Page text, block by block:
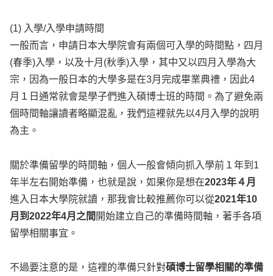
(1) 入學/入學申請時間
一般而言，申請日本大學院會有兩個可入學的時間點，四月
(春季)入學，以及十月(秋季)入學，其中又以四月入學為大
宗，因為一般日本的大學多是在3月完成畢業典禮，因此4
月１日通常就會是學子們進入碩博士班的時間。為了避免兩
個時間軸讓讀者略顯混亂，我們這裡就先以4月入學的說明
為主。
關於準備留學的時間軸，個人一般會傾向抓入學前１年到1
年半左右開始準備，也就是說，如果你是想在2023年４月
進入日本大學院就讀，那我會比較推薦你可以從2021年10
月到2022年4月之間 開始建立自己的準備時間軸，著手各項
留學相關事宜。
不過要注意的是，這裡的準備只針對碩博士留學相關的準備